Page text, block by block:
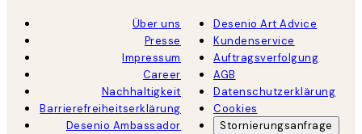
Über uns
Presse
Impressum
Career
Nachhaltigkeit
Barrierefreiheitserklärung
Desenio Ambassador
Desenio Art Advice
Kundenservice
Auftragsverfolgung
AGB
Datenschutzerklärung
Cookies
Stornierungsanfrage